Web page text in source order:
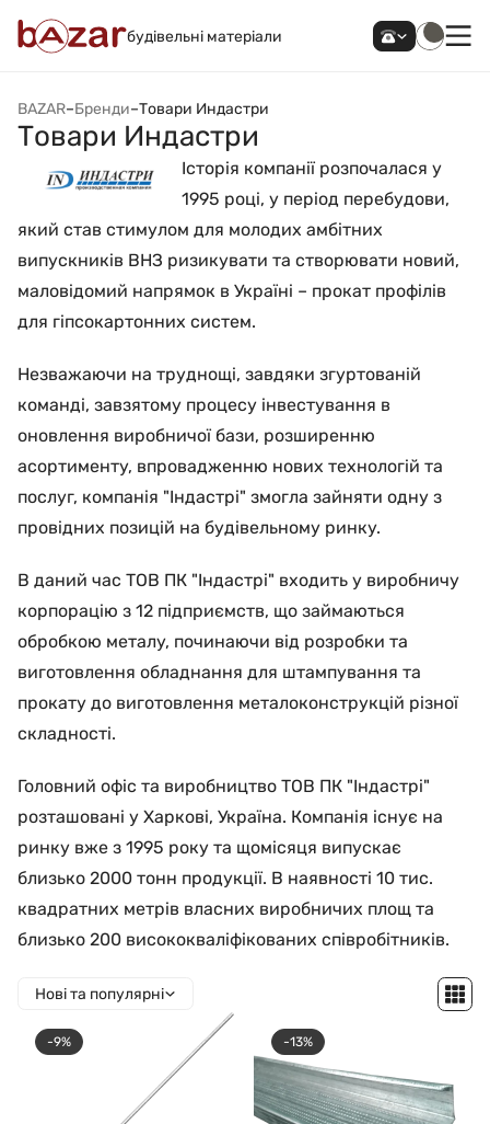
будівельні матеріали
BAZAR–Бренди–Товари Индастри
Товари Индастри
Історія компанії розпочалася у
1995 році, у період перебудови,
який став стимулом для молодих амбітних
випускників ВНЗ ризикувати та створювати новий,
маловідомий напрямок в Україні – прокат профілів
для гіпсокартонних систем.
Незважаючи на труднощі, завдяки згуртованій
команді, завзятому процесу інвестування в
оновлення виробничої бази, розширенню
асортименту, впровадженню нових технологій та
послуг, компанія "Індастрі" змогла зайняти одну з
провідних позицій на будівельному ринку.
В даний час ТОВ ПК "Індастрі" входить у виробничу
корпорацію з 12 підприємств, що займаються
обробкою металу, починаючи від розробки та
виготовлення обладнання для штампування та
прокату до виготовлення металоконструкцій різної
складності.
Головний офіс та виробництво ТОВ ПК "Індастрі"
розташовані у Харкові, Україна. Компанія існує на
ринку вже з 1995 року та щомісяця випускає
близько 2000 тонн продукції. В наявності 10 тис.
квадратних метрів власних виробничих площ та
близько 200 висококваліфікованих співробітників.
Нові та популярні
-9% -13%